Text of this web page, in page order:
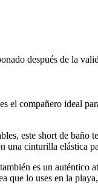
después de la
el compañero ideal
este short de baño
una cinturilla elástica
es un auténtico
que lo uses en la